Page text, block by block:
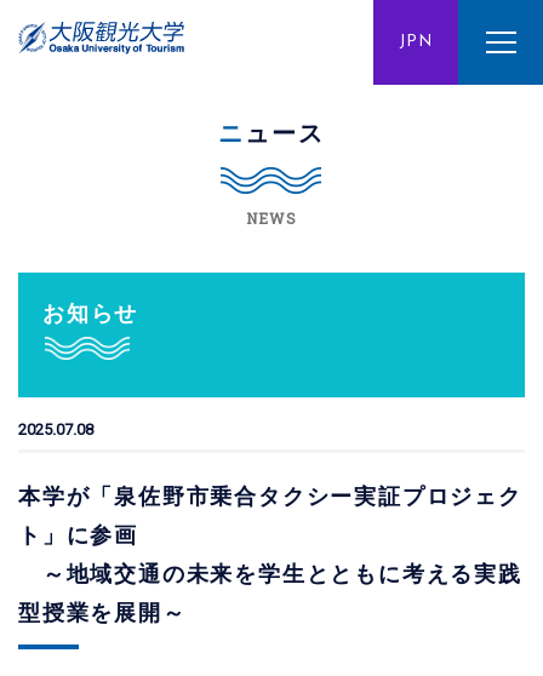
JPN
ENG CHN
ニュース
NEWS
お知らせ
2025.07.08
本学が「泉佐野市乗合タクシー実証プロジェク
ト」に参画
～地域交通の未来を学生とともに考える実践
型授業を展開～